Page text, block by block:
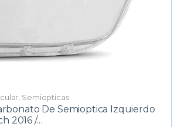
Semiopticas
De Semioptica Izquierdo
2016 /…